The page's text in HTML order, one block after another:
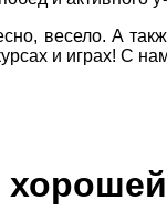
весело. А
и играх! С